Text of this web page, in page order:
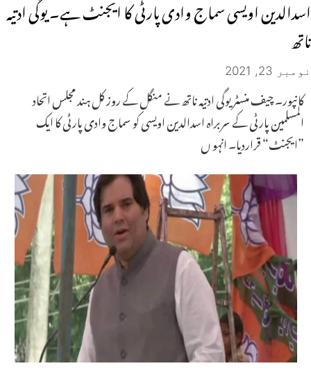
اسدالدین اویسی سماج وادی پارٹی کا ایجنٹ ہے۔ یوگی ادتیہ
ناتھ
نومبر 23, 2021
کانپور۔ چیف منسٹر یوگی ادتیہ ناتھ نے منگل کے روز کل ہند مجلس اتحاد
المسلمین پارٹی کے سربراہ اسدالدین اویسی کو سماج وادی پارٹی کا ایک
”ایجنٹ“ قراردیا۔ انہو ں